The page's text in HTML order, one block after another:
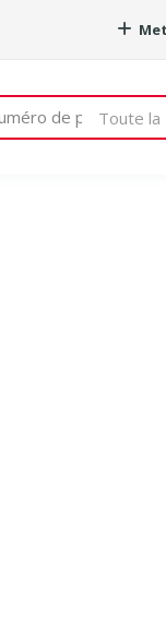
Toute la